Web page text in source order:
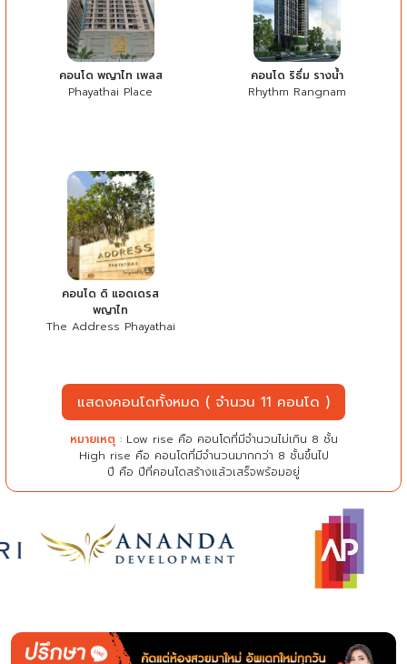
คอนโด พญาไท เพลส
Phayathai Place
คอนโด ริธึ่ม รางน้ำ
Rhythm Rangnam
คอนโด ดิ แอดเดรส
พญาไท
The Address Phayathai
แสดงคอนโดทั้งหมด ( จำนวน 11 คอนโด )
หมายเหตุ : Low rise คือ คอนโดที่มีจำนวนไม่เกิน 8 ชั้น
High rise คือ คอนโดที่มีจำนวนมากกว่า 8 ชั้นขึ้นไป
ปี คือ ปีที่คอนโดสร้างแล้วเสร็จพร้อมอยู่